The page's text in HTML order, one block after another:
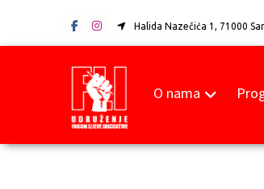
Halida Nazečića 1, 71000
O nama